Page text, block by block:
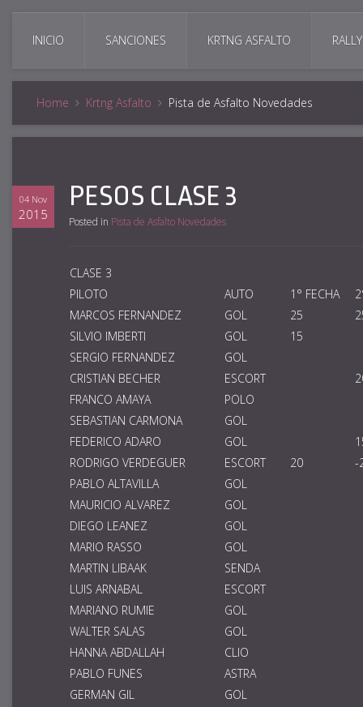
INICIO SANCIONES KRTNG ASFALTO RALLY
Home Krtng Asfalto Pista de Asfalto Novedades
04 Nov
2015
PESOS CLASE 3
Posted in Pista de Asfalto Novedades
CLASE 3
PILOTO
AUTO 1° FECHA
MARCOS FERNANDEZ
GOL 25
SILVIO IMBERTI
GOL
15
SERGIO FERNANDEZ
GOL
CRISTIAN BECHER
ESCORT
FRANCO AMAYA
POLO
SEBASTIAN CARMONA
GOL
FEDERICO ADARO
GOL
RODRIGO VERDEGUER
ESCORT 20
-
PABLO ALTAVILLA
GOL
MAURICIO ALVAREZ
GOL
DIEGO LEANEZ
GOL
MARIO RASSO
GOL
MARTIN LIBAAK
SENDA
LUIS ARNABAL
ESCORT
MARIANO RUMIE
GOL
WALTER SALAS
GOL
HANNA ABDALLAH
CLIO
PABLO FUNES
ASTRA
GERMAN GIL
GOL